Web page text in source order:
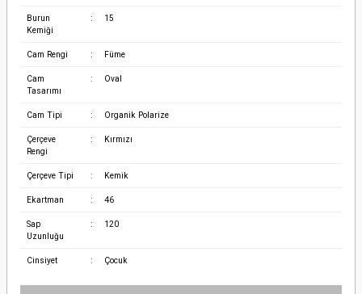
Burun
Kemiği
: 15
Cam Rengi : Füme
Cam
Tasarımı
: Oval
Cam Tipi : Organik Polarize
Çerçeve
Rengi
: Kırmızı
Çerçeve Tipi : Kemik
Ekartman : 46
Sap
Uzunluğu
: 120
Cinsiyet : Çocuk